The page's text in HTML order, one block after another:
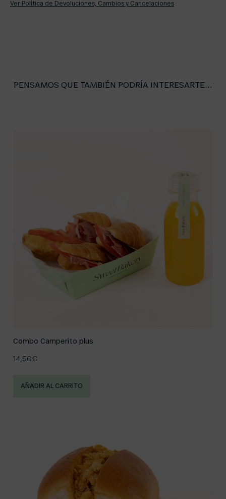
Ver Política de Devoluciones, Cambios y Cancelaciones
PENSAMOS QUE TAMBIÉN PODRÍA INTERESARTE...
Combo Camperito plus
14,50€
AÑADIR AL CARRITO